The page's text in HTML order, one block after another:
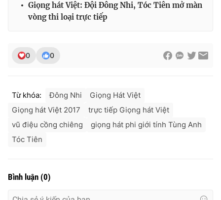
Giọng hát Việt: Đội Đông Nhi, Tóc Tiên mở màn
vòng thi loại trực tiếp
0 0
Từ khóa: Đông Nhi
Giọng Hát Việt
Giọng hát Việt 2017
trực tiếp Giọng hát Việt
vũ điệu cồng chiêng
giọng hát phi giới tính Tùng Anh
Tóc Tiên
Bình luận (0)